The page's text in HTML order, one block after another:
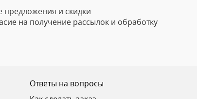
предложения и скидки
на получение рассылок и обработку
Ответы на вопросы